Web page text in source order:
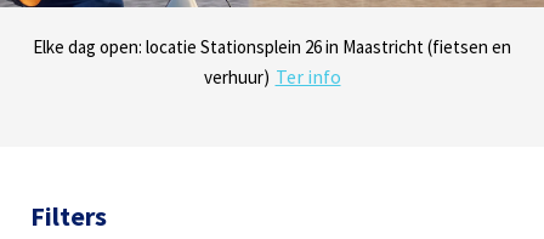
Dinsdag t/m zaterdag geopen: locaties Sphinxlunet 1 in Maastricht
(e-bikes) en Maaseikersteenweg 183 in Lanaken (fietsen en e-
Elke dag open: locatie Stationsplein 26 in Maastricht (fietsen en
verhuur) Ter info
Onze missie? Tevreden klanten! Lees reviews
Filters